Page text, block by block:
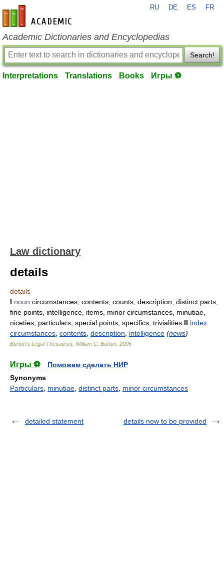
en-academic.com
RU DE ES FR
Academic Dictionaries and Encyclopedias
Search!
Interpretations Translations Books Игры ⚽
Law dictionary
details
details
I noun circumstances, contents, counts, description, distinct parts,
fine points, intelligence, items, minor circumstances, minutiae,
niceties, particulars, special points, specifics, trivialities II index
circumstances contents description intelligence (news)
Burton's Legal Thesaurus. William C. Burton 2006
Игры ⚽
Поможем сделать НИР
Synonyms:
Particulars minutiae distinct parts minor circumstances
detailed statement details now to be provided